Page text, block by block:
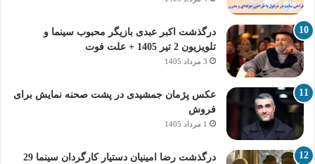
درگذشت اکبر عبدی بازیگر محبوب سینما و
تلویزیون 2 تیر 1405 + علت فوت
3 مرداد 1405
عکس پژمان جمشیدی در پشت صحنه نمایش برای
فروش
1 مرداد 1405
درگذشت رضا امینیان دستیار کارگردان سینما 29